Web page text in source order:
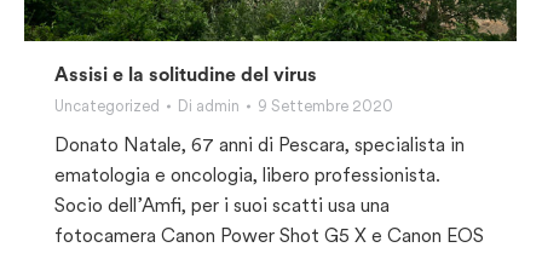
Assisi e la solitudine del virus
Uncategorized Di admin 9 Settembre 2020
Donato Natale, 67 anni di Pescara, specialista in
ematologia e oncologia, libero professionista.
Socio dell’Amfi, per i suoi scatti usa una
fotocamera Canon Power Shot G5 X e Canon EOS